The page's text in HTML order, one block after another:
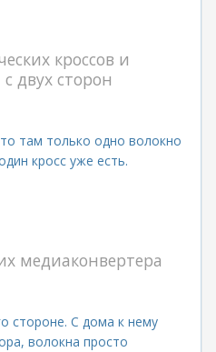
кроссов и
двух сторон
там только одно волокно
кросс уже есть.
медиаконвертера
стороне. С дома к нему
волокна просто